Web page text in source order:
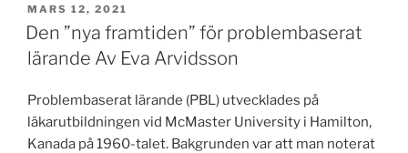
PUBLICERAT
MARS 12, 2021
Den ”nya framtiden” för problembaserat
lärande Av Eva Arvidsson
Problembaserat lärande (PBL) utvecklades på
läkarutbildningen vid McMaster University i Hamilton,
Kanada på 1960-talet. Bakgrunden var att man noterat